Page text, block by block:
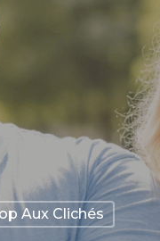
Aux Clichés